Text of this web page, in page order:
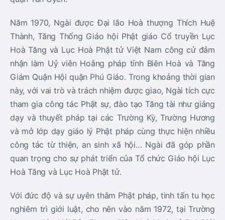
công tác từ thiện, an sinh xã hội… Ngài đã góp phần
quan trọng cho sự phát triển của Tổ chức Giáo hội Lục
Hoà Tăng và Lục Hoà Phật tử.
Với đức độ và sự uyên thâm Phật pháp, tinh tấn tu học
nghiêm trì giới luật, cho nên vào năm 1972, tại Trường
Hương chùa Núi Bửu Phong, Biên Hoà khai mở Đại Giới
đàn, Ngài được công cử vào hàng Tam sư, Yết-ma A-
xà-lê. Vào năm 1982, với công đức cống hiến cho đạo
pháp và dân tộc, Yết-ma Thiện An được chư Sơn
Thiền đức Giáo hội Phật giáo Cổ truyền Việt Nam công
cử làm Hoà thượng Đàn đầu tại Đại Giới đàn Tổ đình
huyện Tân Uyên thành lập, Ngài được mời làm Chứng
minh Huyện hội Phật giáo Tân Uyên; vào năm 1987,